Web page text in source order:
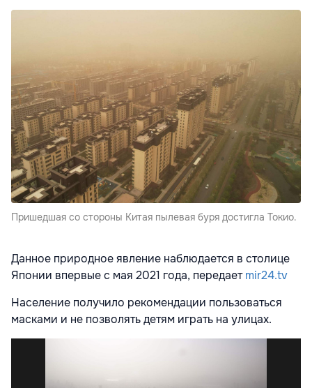
Пришедшая со стороны Китая пылевая буря достигла Токио.
Данное природное явление наблюдается в столице
Японии впервые с мая 2021 года, передаетmir24.tv
Население получило рекомендации пользоваться
масками и не позволять детям играть на улицах.